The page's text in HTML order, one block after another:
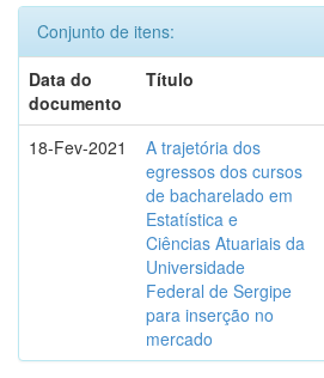
Conjunto de itens:
Data do
documento
Título
18-Fev-2021
A trajetória dos
egressos dos cursos
de bacharelado em
Estatística e
Ciências Atuariais da
Universidade
Federal de Sergipe
para inserção no
mercado